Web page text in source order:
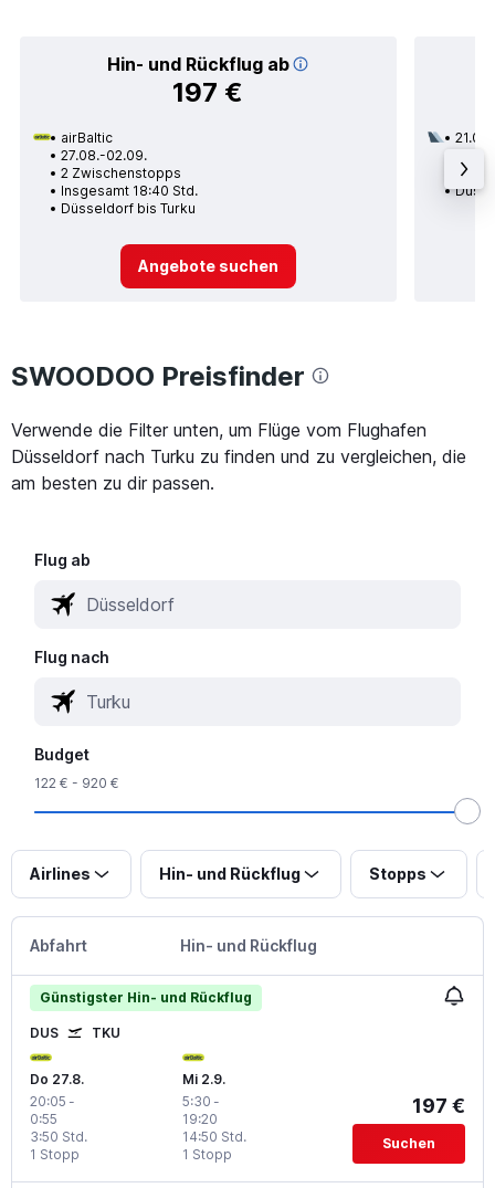
Hin- und Rückflug ab
197 €
airBaltic
27.08.-02.09.
2 Zwischenstopps
Insgesamt 18:40 Std.
Düsseldorf bis Turku
Angebote suchen
21.08.
SWOODOO Preisfinder
Verwende die Filter unten, um Flüge vom Flughafen
Düsseldorf nach Turku zu finden und zu vergleichen, die
am besten zu dir passen.
Flug ab
Flug nach
Budget
122 € - 920 €
Airlines Hin- und Rückflug Stopps
Abfahrt Hin- und Rückflug
Günstigster Hin- und Rückflug
DUS TKU
Do 27.8.
20:05 -
0:55
1 Stopp
3:50 Std.
Mi 2.9.
5:30 -
19:20
1 Stopp
14:50 Std.
197 €
Suchen